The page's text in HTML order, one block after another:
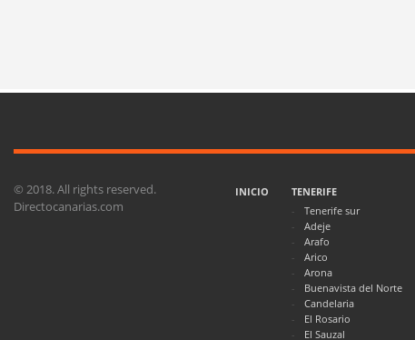
INICIO
TENERIFE
Tenerife sur
Adeje
Arafo
Arico
Arona
Buenavista del Norte
Candelaria
El Rosario
El Sauzal
© 2018. All rights reserved.
Directocanarias.com